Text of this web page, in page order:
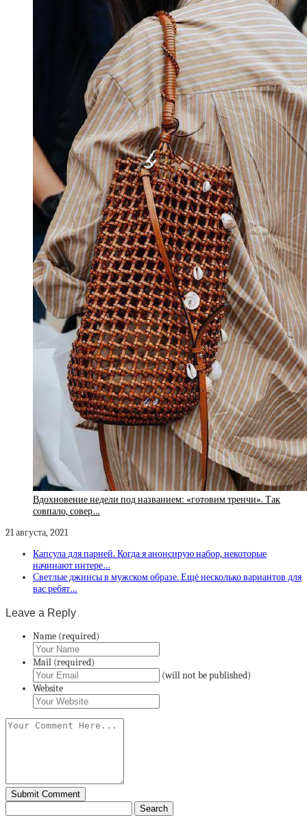
Вдохновение недели под названием: «готовим тренчи». Так
совпало, совер…
21 августа, 2021
Капсула для парней. Когда я анонсирую набор, некоторые
начинают интере…
Светлые джинсы в мужском образе. Ещё несколько вариантов для
вас ребят…
Leave a Reply
Name (required)
Mail (required)
(will not be published)
Website